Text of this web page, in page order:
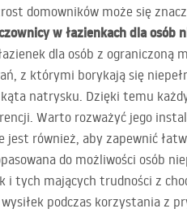
domowników może się
w łazienkach dla
dla osób z
z którymi borykają się
natrysku. Dzięki temu
Warto rozważyć jego
jest również, aby zapewnić
do możliwości osób
i tych mających trudności z
podczas korzystania z